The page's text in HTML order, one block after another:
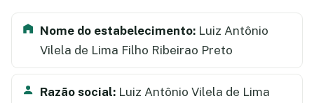
Nome do estabelecimento: Luiz Antônio
Vilela de Lima Filho Ribeirao Preto
Razão social: Luiz Antônio Vilela de Lima